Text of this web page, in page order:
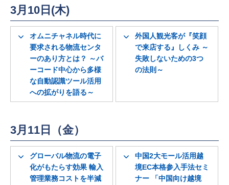
3月10日(木)
オムニチャネル時代に
要求される物流センタ
ーのあり方とは？ ～バ
ーコード中心から多様
な自動認識ツール活用
への拡がりを語る～
外国人観光客が『笑顔
で来店する』しくみ ～
失敗しないための3つ
の法則～
3月11日（金）
グローバル物流の電子
化がもたらす効果 輸入
管理業務コストを半減
中国2大モール活用越
境EC本格参入手法セミ
ナー 「中国向け越境